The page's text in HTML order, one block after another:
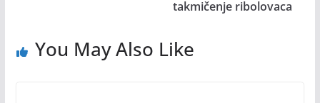
takmičenje ribolovaca
You May Also Like